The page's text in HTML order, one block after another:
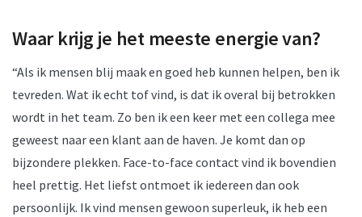
Waar krijg je het meeste energie van?
“Als ik mensen blij maak en goed heb kunnen helpen, ben ik
tevreden. Wat ik echt tof vind, is dat ik overal bij betrokken
wordt in het team. Zo ben ik een keer met een collega mee
geweest naar een klant aan de haven. Je komt dan op
bijzondere plekken. Face-to-face contact vind ik bovendien
heel prettig. Het liefst ontmoet ik iedereen dan ook
persoonlijk. Ik vind mensen gewoon superleuk, ik heb een